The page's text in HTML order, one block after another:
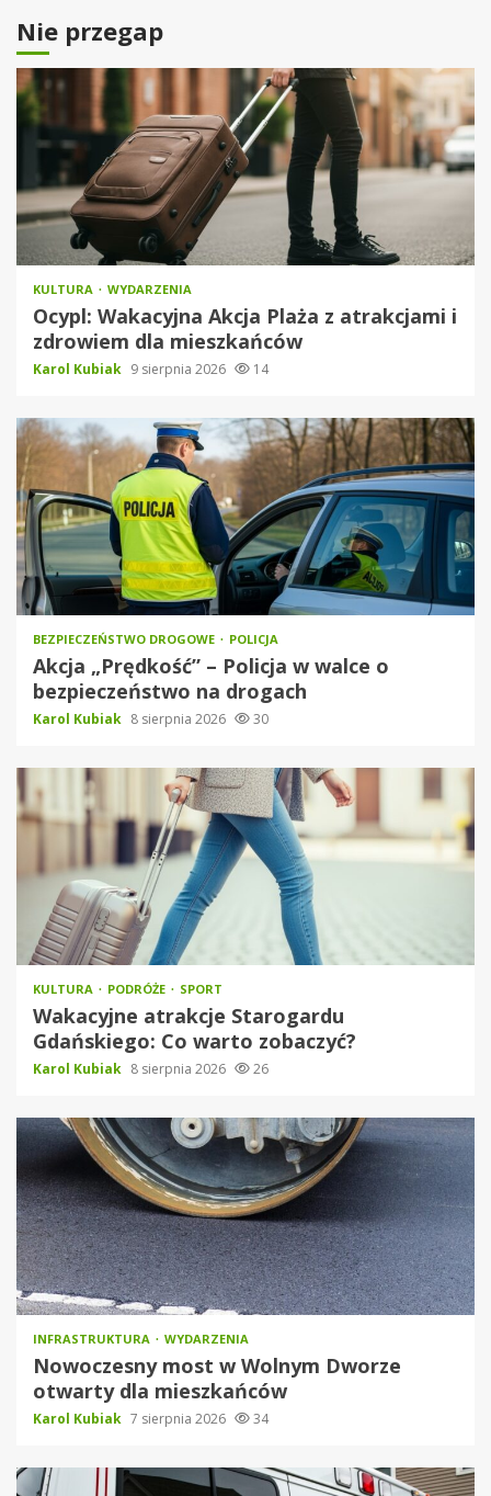
Nie przegap
KULTURA WYDARZENIA
Ocypl: Wakacyjna Akcja Plaża z atrakcjami i
zdrowiem dla mieszkańców
Karol Kubiak 9 sierpnia 2026 14
BEZPIECZEŃSTWO DROGOWE POLICJA
Akcja „Prędkość” – Policja w walce o
bezpieczeństwo na drogach
Karol Kubiak 8 sierpnia 2026 30
KULTURA PODRÓŻE SPORT
Wakacyjne atrakcje Starogardu
Gdańskiego: Co warto zobaczyć?
Karol Kubiak 8 sierpnia 2026 26
INFRASTRUKTURA WYDARZENIA
Nowoczesny most w Wolnym Dworze
otwarty dla mieszkańców
Karol Kubiak 7 sierpnia 2026 34